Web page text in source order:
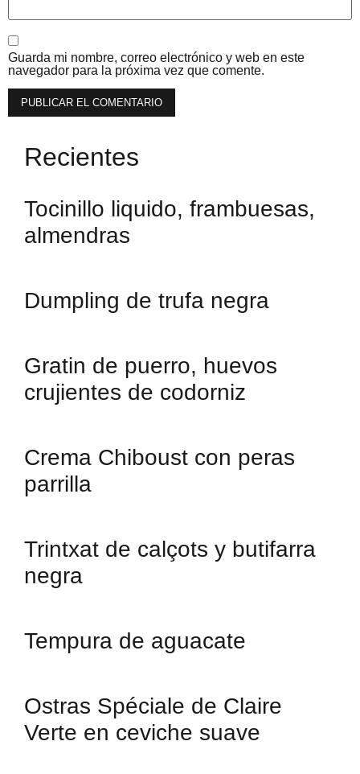
Guarda mi nombre, correo electrónico y web en este
navegador para la próxima vez que comente.
Recientes
Tocinillo liquido, frambuesas,
almendras
Dumpling de trufa negra
Gratin de puerro, huevos
crujientes de codorniz
Crema Chiboust con peras
parrilla
Trintxat de calçots y butifarra
negra
Tempura de aguacate
Ostras Spéciale de Claire
Verte en ceviche suave